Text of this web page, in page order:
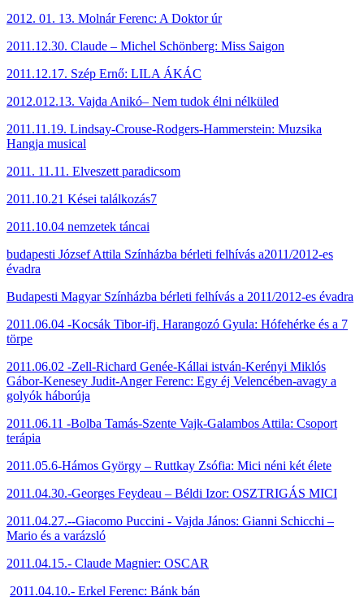
2012. 01. 13. Molnár Ferenc: A Doktor úr
2011.12.30. Claude – Michel Schönberg: Miss Saigon
2011.12.17. Szép Ernő: LILA ÁKÁC
2012.012.13. Vajda Anikó– Nem tudok élni nélküled
2011.11.19. Lindsay-Crouse-Rodgers-Hammerstein: Muzsika
Hangja musical
2011. 11.11. Elveszett paradicsom
2011.10.21 Kései találkozás7
2011.10.04 nemzetek táncai
budapesti József Attila Színházba bérleti felhívás a2011/2012-es
évadra
Budapesti Magyar Színházba bérleti felhívás a 2011/2012-es évadra
2011.06.04 -Kocsák Tibor-ifj. Harangozó Gyula: Hófehérke és a 7
törpe
2011.06.02 -Zell-Richard Genée-Kállai istván-Kerényi Miklós
Gábor-Kenesey Judit-Anger Ferenc: Egy éj Velencében-avagy a
golyók háborúja
2011.06.11 -Bolba Tamás-Szente Vajk-Galambos Attila: Csoport
terápia
2011.05.6-Hámos György – Ruttkay Zsófia: Mici néni két élete
2011.04.30.-Georges Feydeau – Béldi Izor: OSZTRIGÁS MICI
2011.04.27.--Giacomo Puccini - Vajda János: Gianni Schicchi –
Mario és a varázsló
2011.04.15.- Claude Magnier: OSCAR
2011.04.10.- Erkel Ferenc: Bánk bán